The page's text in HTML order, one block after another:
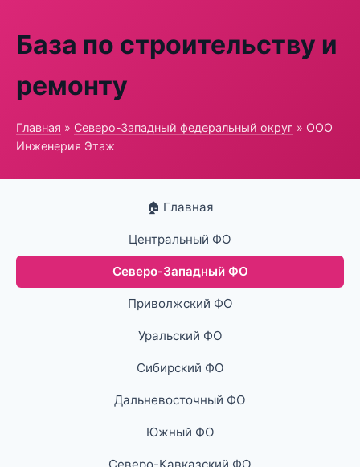
База по строительству и
ремонту
Главная » Северо-Западный федеральный округ » ООО
Инженерия Этаж
🏠 Главная
Центральный ФО
Северо-Западный ФО
Приволжский ФО
Уральский ФО
Сибирский ФО
Дальневосточный ФО
Южный ФО